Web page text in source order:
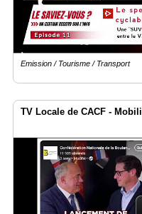
Emission / Tourisme / Transport
TV Locale de CACF -